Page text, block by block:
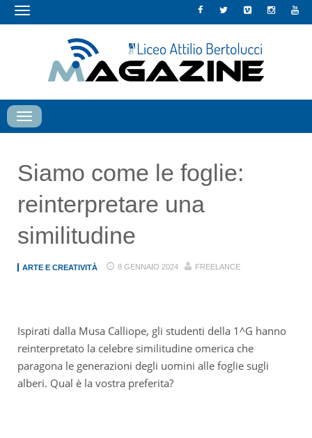
Toggle
Toggle
navigation
Siamo come le foglie:
reinterpretare una
similitudine
ARTE E CREATIVITÀ 8 GENNAIO 2024 FREELANCE
Ispirati dalla Musa Calliope, gli studenti della 1^G hanno
reinterpretato la celebre similitudine omerica che
paragona le generazioni degli uomini alle foglie sugli
alberi. Qual è la vostra preferita?